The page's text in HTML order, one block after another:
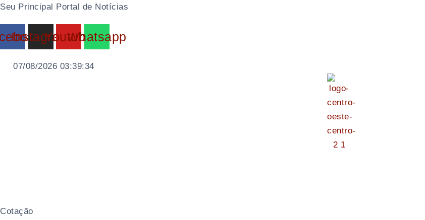
Ir
o
conteúdo
Seu Principal Portal de Notícias
Instagram
Youtube
Whatsapp
07/08/2026 03:39:35
Cotação